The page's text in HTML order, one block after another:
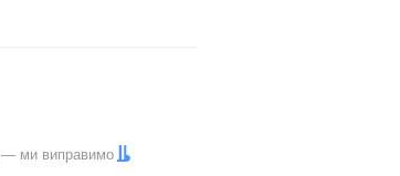
— ми виправимо